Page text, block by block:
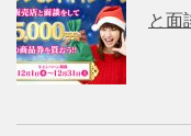
と面